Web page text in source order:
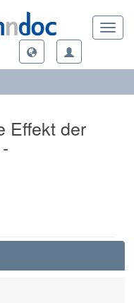
Effekt der